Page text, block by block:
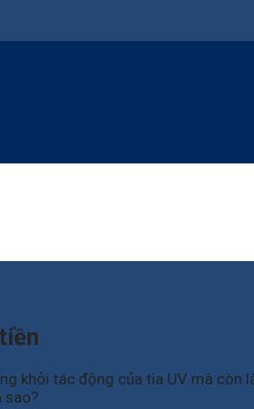
khỏi tác động của tia UV mà
sao?